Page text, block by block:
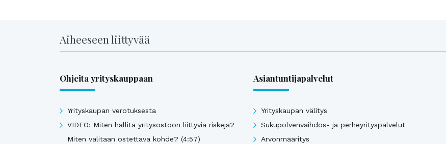
Aiheeseen liittyvää
Ohjeita yrityskauppaan
Yrityskaupan verotuksesta
VIDEO: Miten hallita yritysostoon liittyviä riskejä?
Miten valitaan ostettava kohde? (4:57)
Asiantuntijapalvelut
Yrityskaupan välitys
Sukupolvenvaihdos- ja perheyrityspalvelut
Arvonmääritys